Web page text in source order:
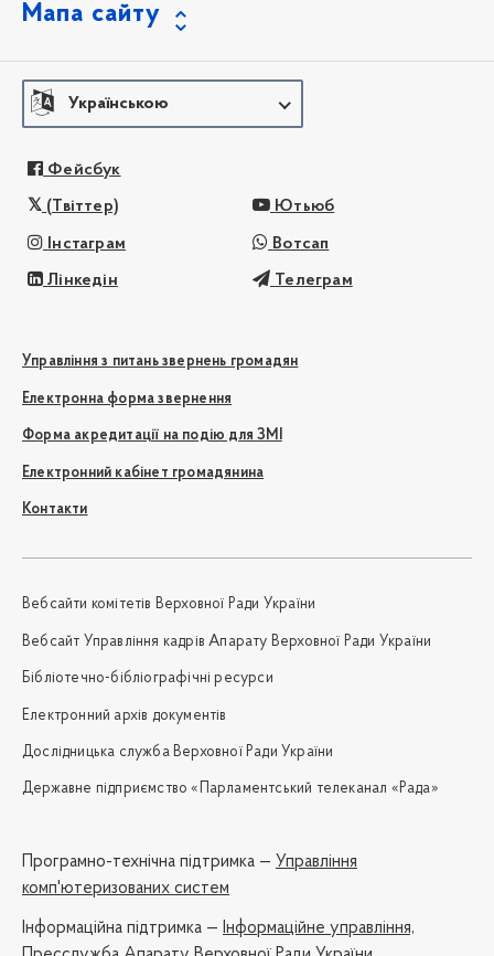
Мапа сайту
Українською
Фейсбук
(Твіттер) Ютьюб
Інстаграм Вотсап
Лінкедін Телеграм
Управління з питань звернень громадян
Електронна форма звернення
Форма акредитації на подію для ЗМІ
Електронний кабінет громадянина
Контакти
Вебсайти комітетів Верховної Ради України
Вебсайт Управління кадрів Апарату Верховної Ради України
Бібліотечно-бібліографічні ресурси
Електронний архів документів
Дослідницька служба Верховної Ради України
Державне підприємство «Парламентський телеканал «Рада»
Програмно-технічна підтримка — Управління
комп'ютеризованих систем
Iнформаційна підтримка — Інформаційне управління,